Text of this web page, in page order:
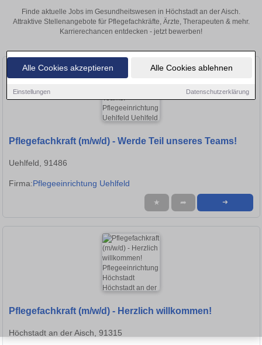
Alle Cookies akzeptieren Alle Cookies ablehnen
Einstellungen Datenschutzerklärung
Finde aktuelle Jobs im Gesundheitswesen in Höchstadt an der Aisch.
Attraktive Stellenangebote für Pflegefachkräfte, Ärzte, Therapeuten & mehr.
Karrierechancen entdecken - jetzt bewerben!
Pflegefachkraft (m/w/d) - Werde Teil unseres Teams!
Uehlfeld, 91486
Firma:Pflegeeinrichtung Uehlfeld
★ ➦ ➜
Pflegefachkraft (m/w/d) - Herzlich willkommen!
Höchstadt an der Aisch, 91315